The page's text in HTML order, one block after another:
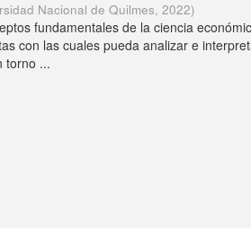
Nacional de Quilmes,2022)
fundamentales de la ciencia
con las cuales pueda analizar e
torno ...